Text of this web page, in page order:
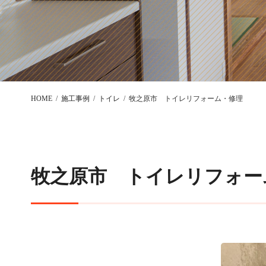
HOME 施工事例 トイレ 牧之原市 トイレリフォーム・修理
牧之原市 トイレリフォー